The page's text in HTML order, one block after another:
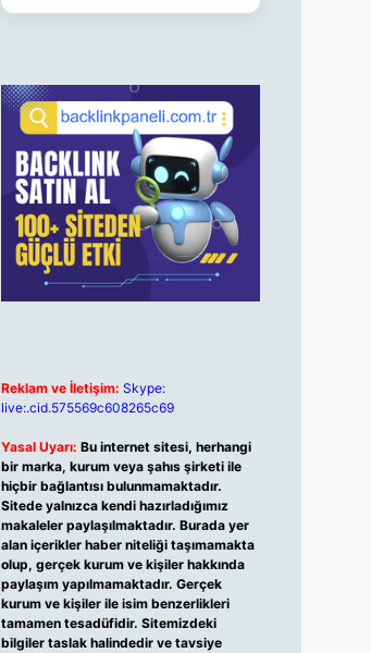
Reklam ve İletişim: Skype:
live:.cid.575569c608265c69
Yasal Uyarı: Bu internet sitesi, herhangi
bir marka, kurum veya şahıs şirketi ile
hiçbir bağlantısı bulunmamaktadır.
Sitede yalnızca kendi hazırladığımız
makaleler paylaşılmaktadır. Burada yer
alan içerikler haber niteliği taşımamakta
olup, gerçek kurum ve kişiler hakkında
paylaşım yapılmamaktadır. Gerçek
kurum ve kişiler ile isim benzerlikleri
tamamen tesadüfidir. Sitemizdeki
bilgiler taslak halindedir ve tavsiye